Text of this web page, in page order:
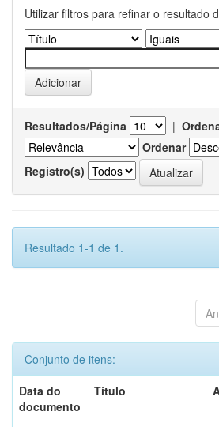
Utilizar filtros para refinar o resultado
Resultados/Página |
Ordenar
Registro(s)
Resultado 1-1 de 1.
Conjunto de itens:
Data do
documento
Título